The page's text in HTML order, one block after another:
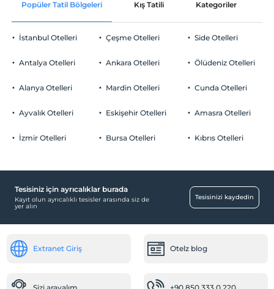
Popüler Tatil Bölgeleri Kış Tatili Kategoriler
İstanbul Otelleri
Antalya Otelleri
Alanya Otelleri
Ayvalık Otelleri
İzmir Otelleri
Çeşme Otelleri
Ankara Otelleri
Mardin Otelleri
Eskişehir Otelleri
Bursa Otelleri
Side Otelleri
Ölüdeniz Otelleri
Cunda Otelleri
Amasra Otelleri
Kıbrıs Otelleri
Tesisiniz için ayrıcalıklar burada
Kayıt olun ayrıcalıklı tesisler arasında siz de
yer alın
Tesisinizi kaydedin
Extranet Giriş Otelz blog